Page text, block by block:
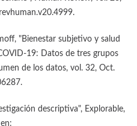
"Bienestar subjetivo y salud
19: Datos de tres grupos
de los datos, vol. 32, Oct.
descriptiva", Explorable,